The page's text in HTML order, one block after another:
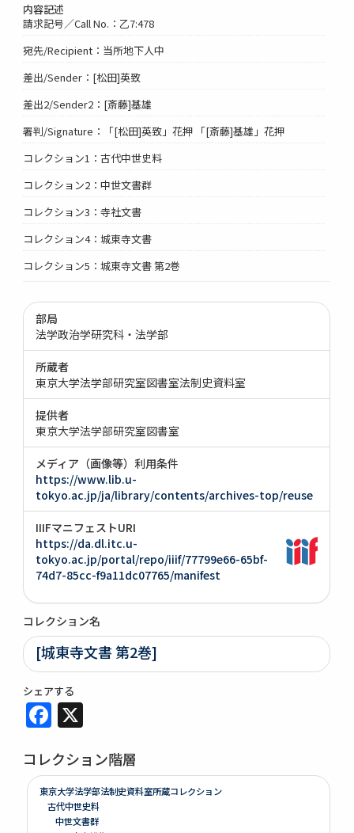
内容記述
請求記号／Call No.：乙7:478
宛先/Recipient：当所地下人中
差出/Sender：[松田]英致
差出2/Sender2：[斎藤]基雄
署判/Signature：「[松田]英致」花押 「[斎藤]基雄」花押
コレクション1：古代中世史料
コレクション2：中世文書群
コレクション3：寺社文書
コレクション4：城東寺文書
コレクション5：城東寺文書 第2巻
部局
法学政治学研究科・法学部
所蔵者
東京大学法学部研究室図書室法制史資料室
提供者
東京大学法学部研究室図書室
メディア（画像等）利用条件
https://www.lib.u-
tokyo.ac.jp/ja/library/contents/archives-top/reuse
IIIFマニフェストURI
https://da.dl.itc.u-
tokyo.ac.jp/portal/repo/iiif/77799e66-65bf-
74d7-85cc-f9a11dc07765/manifest
コレクション名
[城東寺文書 第2巻]
シェアする
Facebook
コレクション階層
東京大学法学部法制史資料室所蔵コレクション
古代中世史料
中世文書群